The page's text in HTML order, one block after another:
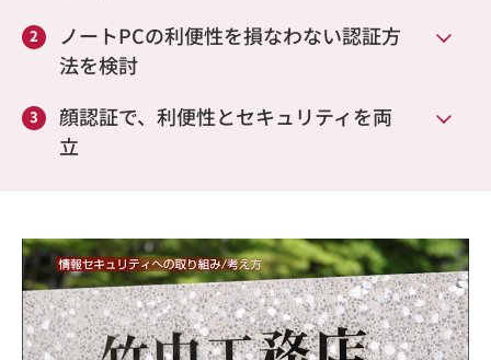
ノートPCの利便性を損なわない認証方
法を検討
顔認証で、利便性とセキュリティを両
立